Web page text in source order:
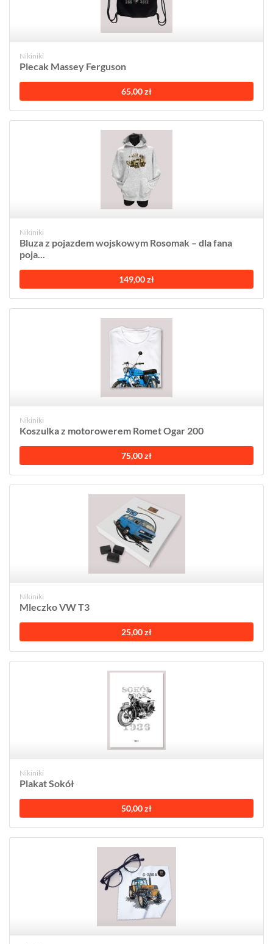
Nikiniki
Plecak Massey Ferguson
65,00 zł
Nikiniki
Bluza z pojazdem wojskowym Rosomak – dla fana
poja...
149,00 zł
Nikiniki
Koszulka z motorowerem Romet Ogar 200
75,00 zł
Nikiniki
Mleczko VW T3
25,00 zł
Nikiniki
Plakat Sokół
50,00 zł